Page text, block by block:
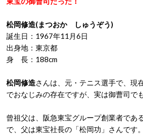
松岡修造(まつおか しゅうぞう)
誕生日：1967年11月6日
出身地：東京都
身 長：188cm
松岡修造さんは、元・テニス選手で、現
でおなじみの存在ですが、実は御曹司で
曾祖父は、阪急東宝グループ創業者であ
で、父は東宝社長の「松岡功」さんです